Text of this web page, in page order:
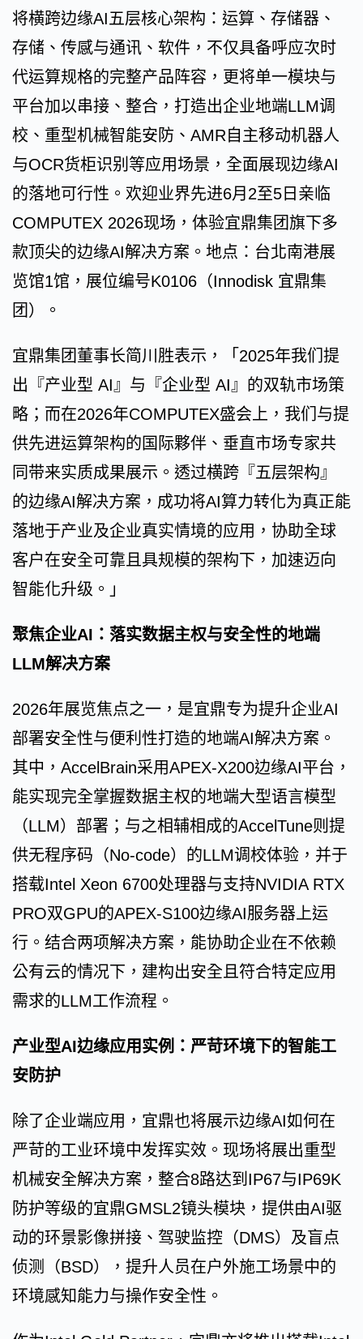
将横跨边缘AI五层核心架构：运算、存储器、
存储、传感与通讯、软件，不仅具备呼应次时
代运算规格的完整产品阵容，更将单一模块与
平台加以串接、整合，打造出企业地端LLM调
校、重型机械智能安防、AMR自主移动机器人
与OCR货柜识别等应用场景，全面展现边缘AI
的落地可行性。欢迎业界先进6月2至5日亲临
COMPUTEX 2026现场，体验宜鼎集团旗下多
款顶尖的边缘AI解决方案。地点：台北南港展
览馆1馆，展位编号K0106（Innodisk 宜鼎集
团）。
宜鼎集团董事长简川胜表示，「2025年我们提
出『产业型 AI』与『企业型 AI』的双轨市场策
略；而在2026年COMPUTEX盛会上，我们与提
供先进运算架构的国际夥伴、垂直市场专家共
同带来实质成果展示。透过横跨『五层架构』
的边缘AI解决方案，成功将AI算力转化为真正能
落地于产业及企业真实情境的应用，协助全球
客户在安全可靠且具规模的架构下，加速迈向
智能化升级。」
聚焦企业AI：落实数据主权与安全性的地端
LLM解决方案
2026年展览焦点之一，是宜鼎专为提升企业AI
部署安全性与便利性打造的地端AI解决方案。
其中，AccelBrain采用APEX-X200边缘AI平台，
能实现完全掌握数据主权的地端大型语言模型
（LLM）部署；与之相辅相成的AccelTune则提
供无程序码（No-code）的LLM调校体验，并于
搭载Intel Xeon 6700处理器与支持NVIDIA RTX
PRO双GPU的APEX-S100边缘AI服务器上运
行。结合两项解决方案，能协助企业在不依赖
公有云的情况下，建构出安全且符合特定应用
需求的LLM工作流程。
产业型AI边缘应用实例：严苛环境下的智能工
安防护
除了企业端应用，宜鼎也将展示边缘AI如何在
严苛的工业环境中发挥实效。现场将展出重型
机械安全解决方案，整合8路达到IP67与IP69K
防护等级的宜鼎GMSL2镜头模块，提供由AI驱
动的环景影像拼接、驾驶监控（DMS）及盲点
侦测（BSD），提升人员在户外施工场景中的
环境感知能力与操作安全性。